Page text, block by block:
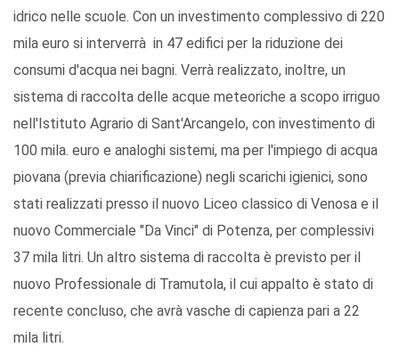
idrico nelle scuole. Con un investimento complessivo di 220
mila euro si interverrà in 47 edifici per la riduzione dei
consumi d'acqua nei bagni. Verrà realizzato, inoltre, un
sistema di raccolta delle acque meteoriche a scopo irriguo
nell'Istituto Agrario di Sant'Arcangelo, con investimento di
100 mila. euro e analoghi sistemi, ma per l'impiego di acqua
piovana (previa chiarificazione) negli scarichi igienici, sono
stati realizzati presso il nuovo Liceo classico di Venosa e il
nuovo Commerciale "Da Vinci" di Potenza, per complessivi
37 mila litri. Un altro sistema di raccolta è previsto per il
nuovo Professionale di Tramutola, il cui appalto è stato di
recente concluso, che avrà vasche di capienza pari a 22
mila litri.